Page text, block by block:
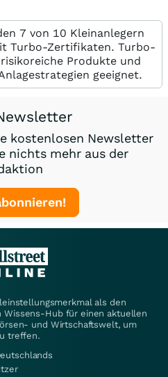
7 von 10 Kleinanlegern
Turbo-Zertifikaten. Turbo-
Produkte und
geeignet.
kostenlosen Newsletter
nichts mehr aus der
als den
Wissens-Hub für einen aktuellen
und Wirtschaftswelt, um
treffen.